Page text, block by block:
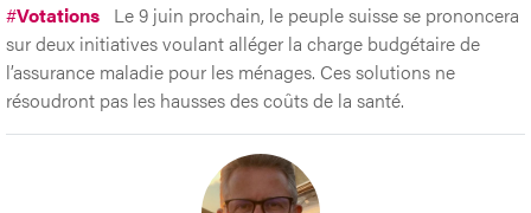
#Votations Le 9 juin prochain, le peuple suisse se prononcera
sur deux initiatives voulant alléger la charge budgétaire de
l’assurance maladie pour les ménages. Ces solutions ne
résoudront pas les hausses des coûts de la santé.